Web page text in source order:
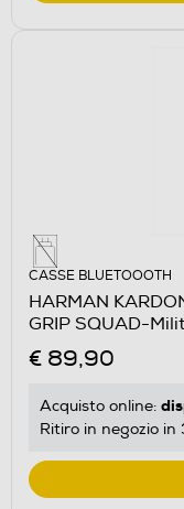
CASSE BLUETOOOTH
HARMAN
GRIP SQUAD-
€ 89,90
Acquisto online:
Ritiro in negozio